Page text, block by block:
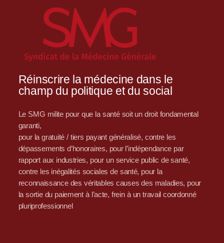
Réinscrire la médecine dans le
champ du politique et du social
Le SMG milite pour que la santé soit un droit fondamental
garanti,
pour la gratuité / tiers payant généralisé, contre les
dépassements d’honoraires, pour l’indépendance par
rapport aux industries, pour un service public de santé,
contre les inégalités sociales de santé, pour la
reconnaissance des véritables causes des maladies, pour
la sortie du paiement à l’acte, frein à un travail coordonné
pluriprofessionnel